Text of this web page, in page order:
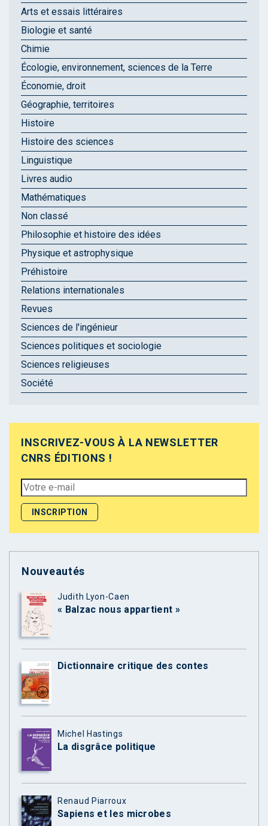
Arts et essais littéraires
Biologie et santé
Chimie
Écologie, environnement, sciences de la Terre
Économie, droit
Géographie, territoires
Histoire
Histoire des sciences
Linguistique
Livres audio
Mathématiques
Non classé
Philosophie et histoire des idées
Physique et astrophysique
Préhistoire
Relations internationales
Revues
Sciences de l'ingénieur
Sciences politiques et sociologie
Sciences religieuses
Société
INSCRIVEZ-VOUS À LA NEWSLETTER
CNRS ÉDITIONS !
Nouveautés
Judith Lyon-Caen
« Balzac nous appartient »
Dictionnaire critique des contes
Michel Hastings
La disgrâce politique
Renaud Piarroux
Sapiens et les microbes